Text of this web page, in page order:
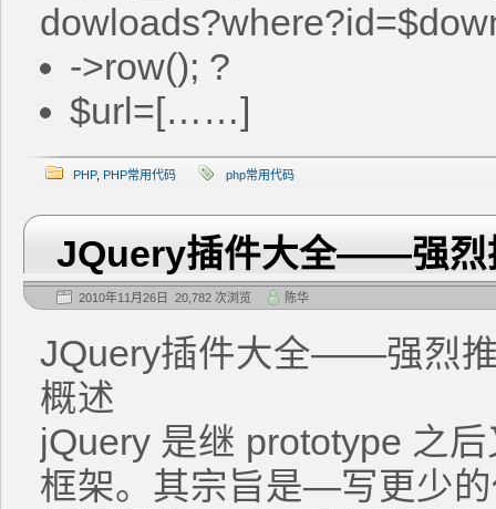
->row(); ?
$url=[……]
PHP, PHP常用代码 php常用代码
JQuery插件大全——强烈
2010年11月26日 20,782 次浏览 陈华
JQuery插件大全——强烈
概述
jQuery 是继 prototype 之
框架。其宗旨是—写更少